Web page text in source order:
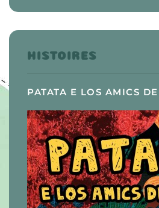
HISTOIRES
PATATA E LOS AMICS